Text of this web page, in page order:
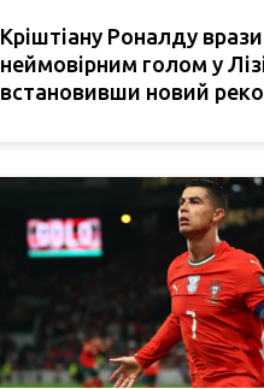
Кріштіану Роналду
неймовірним голом у
встановивши новий